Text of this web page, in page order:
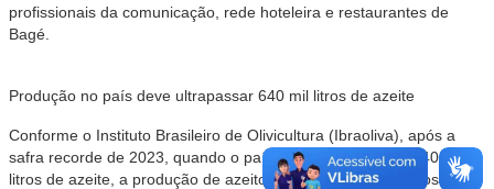
profissionais da comunicação, rede hoteleira e restaurantes de
Bagé.
Produção no país deve ultrapassar 640 mil litros de azeite
Conforme o Instituto Brasileiro de Olivicultura (Ibraoliva), após a
safra recorde de 2023, quando o país atingiu a marca de 640 mil
litros de azeite, a produção de azeitona recuou nos dois anos